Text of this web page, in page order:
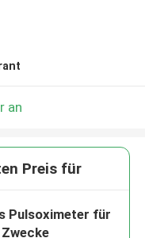
an
Preis für
Pulsoximeter für